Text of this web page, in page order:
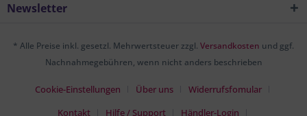
Newsletter
* Alle Preise inkl. gesetzl. Mehrwertsteuer zzgl. Versandkosten und ggf.
Nachnahmegebühren, wenn nicht anders beschrieben
Cookie-Einstellungen Über uns
Widerrufsfomular
Kontakt
Hilfe / Support Händler-Login